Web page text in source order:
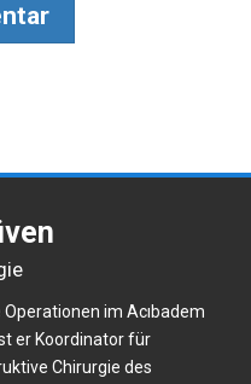
im Acıbadem
er Koordinator für
Chirurgie des